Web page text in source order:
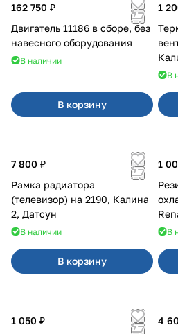
162 750 ₽
Двигатель 11186 в сборе, без
навесного оборудования
В наличии
В корзину
1
В
7 800 ₽
Рамка радиатора
(телевизор) на 2190, Калина
2, Датсун
В наличии
В корзину
1
В
1 050 ₽
4